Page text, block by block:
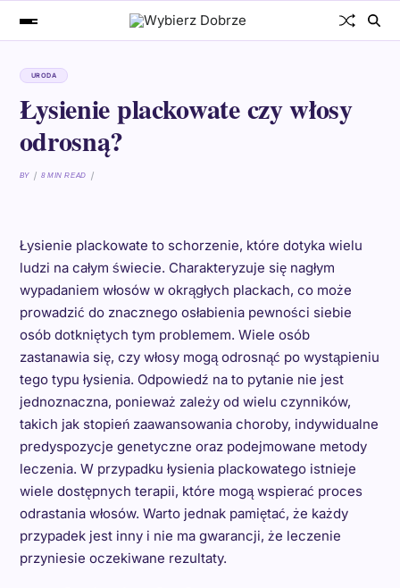
URODA
Łysienie plackowate czy włosy
odrosną?
BY 8 MIN READ
Łysienie plackowate to schorzenie, które dotyka wielu
ludzi na całym świecie. Charakteryzuje się nagłym
wypadaniem włosów w okrągłych plackach, co może
prowadzić do znacznego osłabienia pewności siebie
osób dotkniętych tym problemem. Wiele osób
zastanawia się, czy włosy mogą odrosnąć po wystąpieniu
tego typu łysienia. Odpowiedź na to pytanie nie jest
jednoznaczna, ponieważ zależy od wielu czynników,
takich jak stopień zaawansowania choroby, indywidualne
predyspozycje genetyczne oraz podejmowane metody
leczenia. W przypadku łysienia plackowatego istnieje
wiele dostępnych terapii, które mogą wspierać proces
odrastania włosów. Warto jednak pamiętać, że każdy
przypadek jest inny i nie ma gwarancji, że leczenie
przyniesie oczekiwane rezultaty.